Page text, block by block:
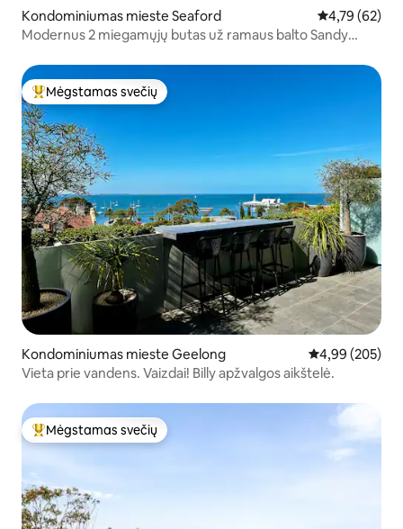
Kondominiumas mieste Seaford Vidutinis
4,79 (62)
Modernus 2 miegamųjų butas už ramaus balto Sandy
Svečių mėgstamiausias
Mėgstamas svečių
Kondominiumas mieste Geelong Vidutinis
4,99 (205)
Vieta prie vandens. Vaizdai! Billy apžvalgos aikštelė.
Svečių mėgstamiausias
Mėgstamas svečių